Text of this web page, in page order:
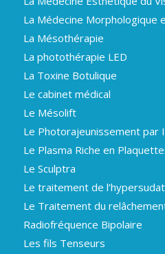
La Médecine Morphologique
La Mésothérapie
La photothérapie LED
La Toxine Botulique
Le cabinet médical
Le Mésolift
Le Photorajeunissement par
Le Plasma Riche en
Le Sculptra
Le traitement de
Le Traitement du
Radiofréquence Bipolaire
Les fils Tenseurs